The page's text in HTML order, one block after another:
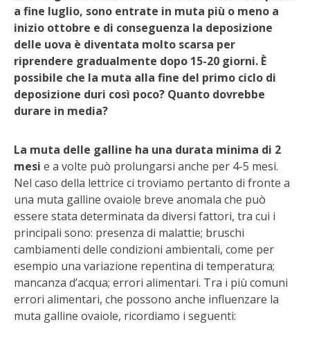
FACEM
STIHL
BLUMEN
PELLENC
MEDICINA DEI SEMPLICI
SCONTI NOVEMBRE
COMPO
HUSQVARNA
a fine luglio, sono entrate in muta più o meno a
inizio ottobre e di conseguenza la deposizione
delle uova è diventata molto scarsa per
riprendere gradualmente dopo 15-20 giorni. È
possibile che la muta alla fine del primo ciclo di
deposizione duri così poco? Quanto dovrebbe
durare in media?
La muta delle galline ha una durata minima di 2
mesi e a volte può prolungarsi anche per 4-5 mesi.
Nel caso della lettrice ci troviamo pertanto di fronte a
una muta galline ovaiole breve anomala che può
essere stata determinata da diversi fattori, tra cui i
principali sono: presenza di malattie; bruschi
cambiamenti delle condizioni ambientali, come per
esempio una variazione repentina di temperatura;
mancanza d’acqua; errori alimentari. Tra i più comuni
errori alimentari, che possono anche influenzare la
muta galline ovaiole, ricordiamo i seguenti: